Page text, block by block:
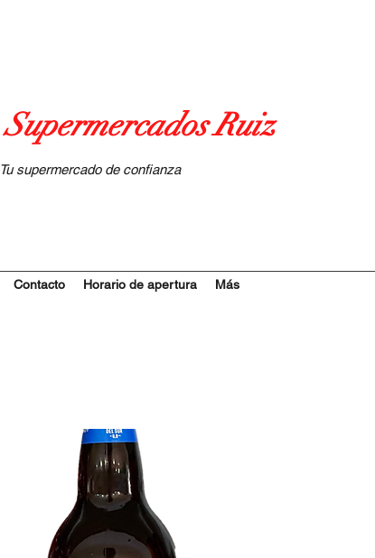
Supermercados Ruiz
Tu supermercado de confianza
Contacto Horario de apertura Más